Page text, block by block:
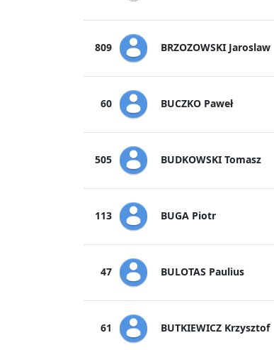
809 BRZOZOWSKI Jaroslaw
60 BUCZKO Paweł
505 BUDKOWSKI Tomasz
113 BUGA Piotr
47 BULOTAS Paulius
61 BUTKIEWICZ Krzysztof